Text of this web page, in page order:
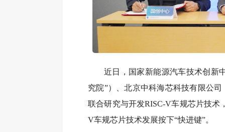
近日，国家新能源汽车技术创新
究院”）、北京中科海芯科技有限公
联合研究与开发RISC-V车规芯片技术
V车规芯片技术发展按下“快进键”。